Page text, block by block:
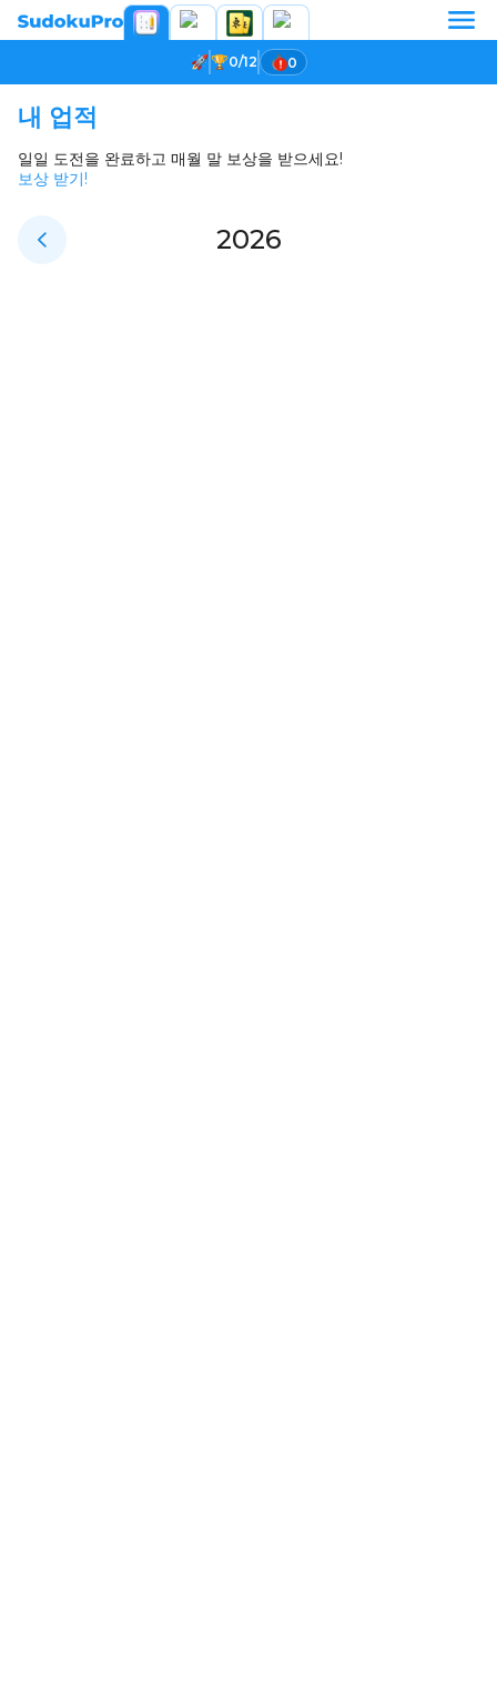
0/12 0
내 업적
일일 도전을 완료하고 매월 말 보상을 받으세요!
보상 받기!
2026